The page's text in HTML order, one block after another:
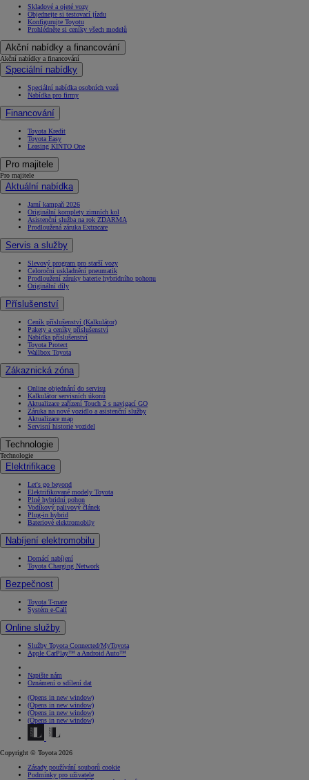
Skladové a ojeté vozy
Objednejte si testovací jízdu
Konfigurujte Toyotu
Prohlédněte si ceníky všech modelů
Akční nabídky a financování
Akční nabídky a financování
Speciální nabídky
Speciální nabídka osobních vozů
Nabídka pro firmy
Financování
Toyota Kredit
Toyota Easy
Leasing KINTO One
Pro majitele
Pro majitele
Aktuální nabídka
Jarní kampaň 2026
Originální komplety zimních kol
Asistenční služba na rok ZDARMA
Prodloužená záruka Extracare
Servis a služby
Slevový program pro starší vozy
Celoroční uskladnění pneumatik
Prodloužení záruky baterie hybridního pohonu
Originální díly
Příslušenství
Ceník příslušenství (Kalkulátor)
Pakety a ceníky příslušenství
Nabídka příslušenství
Toyota Protect
Wallbox Toyota
Zákaznická zóna
Online objednání do servisu
Kalkulátor servisních úkonů
Aktualizace zařízení Touch 2 s navigací GO
Záruka na nové vozidlo a asistenční služby
Aktualizace map
Servisní historie vozidel
Technologie
Technologie
Elektrifikace
Let's go beyond
Elektrifikované modely Toyota
Plně hybridní pohon
Vodíkový palivový článek
Plug-in hybrid
Bateriové elektromobily
Nabíjení elektromobilu
Domácí nabíjení
Toyota Charging Network
Bezpečnost
Toyota T-mate
Systém e-Call
Online služby
Služby Toyota Connected/MyToyota
Apple CarPlay™ a Android Auto™
Napište nám
Oznámení o sdílení dat
(Opens in new window)
(Opens in new window)
(Opens in new window)
(Opens in new window)
Copyright © Toyota 2026
Zásady používání souborů cookie
Podmínky pro uživatele